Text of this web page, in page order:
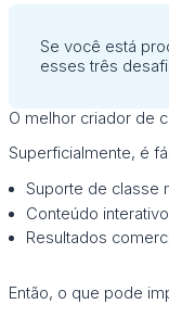
Se você está
esses três
O melhor criador de
Superficialmente, é
Suporte de classe
Conteúdo
Resultados
Então, o que pode